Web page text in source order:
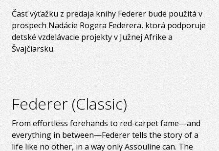
Časť výťažku z predaja knihy Federer bude použitá v
prospech Nadácie Rogera Federera, ktorá podporuje
detské vzdelávacie projekty v Južnej Afrike a
Švajčiarsku.
Federer (Classic)
From effortless forehands to red-carpet fame—and
everything in between—Federer tells the story of a
life like no other, in a way only Assouline can. The